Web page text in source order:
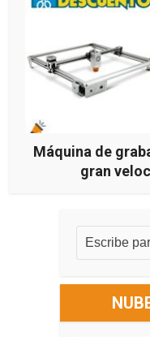
Máquina de
gran